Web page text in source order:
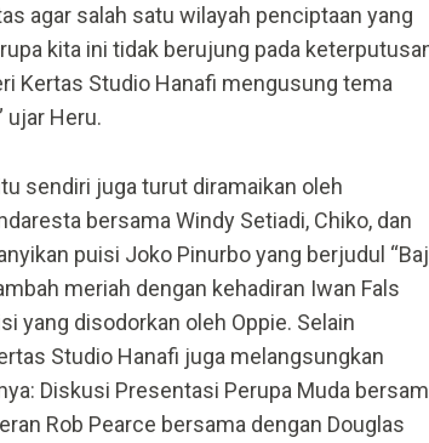
agar salah satu wilayah penciptaan yang
kita ini tidak berujung pada
Kertas Studio Hanafi mengusung tema
ujar Heru.
sendiri juga turut diramaikan oleh
bersama Windy Setiadi, Chiko, dan
puisi Joko Pinurbo yang berjudul
meriah dengan kehadiran Iwan Fals
yang disodorkan oleh Oppie. Selain
Studio Hanafi juga melangsungkan
Diskusi Presentasi Perupa Muda
Rob Pearce bersama dengan Douglas